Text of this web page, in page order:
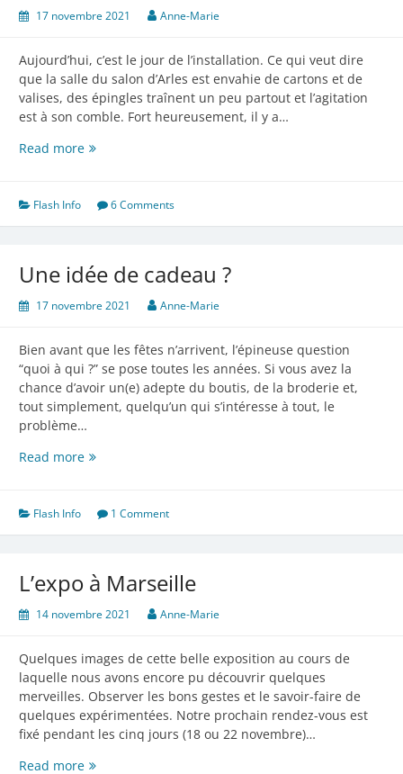
17 novembre 2021 Anne-Marie
Aujourd’hui, c’est le jour de l’installation. Ce qui veut dire
que la salle du salon d’Arles est envahie de cartons et de
valises, des épingles traînent un peu partout et l’agitation
est à son comble. Fort heureusement, il y a…
Read moreFrance
Provence
Flash Info 6 Comments
Une idée de cadeau ?
17 novembre 2021 Anne-Marie
Bien avant que les fêtes n’arrivent, l’épineuse question
“quoi à qui ?” se pose toutes les années. Si vous avez la
chance d’avoir un(e) adepte du boutis, de la broderie et,
tout simplement, quelqu’un qui s’intéresse à tout, le
problème…
Read moreUne
cadeau
?
Flash Info 1 Comment
L’expo à Marseille
14 novembre 2021 Anne-Marie
Quelques images de cette belle exposition au cours de
laquelle nous avons encore pu découvrir quelques
merveilles. Observer les bons gestes et le savoir-faire de
quelques expérimentées. Notre prochain rendez-vous est
fixé pendant les cinq jours (18 ou 22 novembre)…
Read moreL’expo